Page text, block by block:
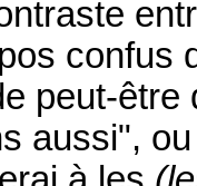
peut-être
aussi",